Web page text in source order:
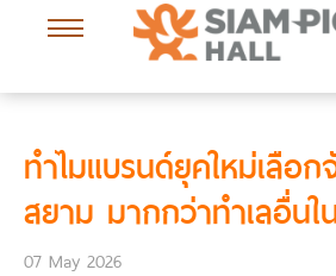
ทำไมแบรนด์ยุคใหม่เลือ
สยาม มากกว่าทำเลอื่นใ
07 May 2026